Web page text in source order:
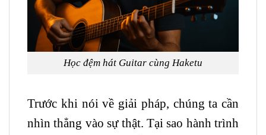
Học đệm hát Guitar cùng Haketu
Trước khi nói về giải pháp, chúng ta cần
nhìn thẳng vào sự thật. Tại sao hành trình